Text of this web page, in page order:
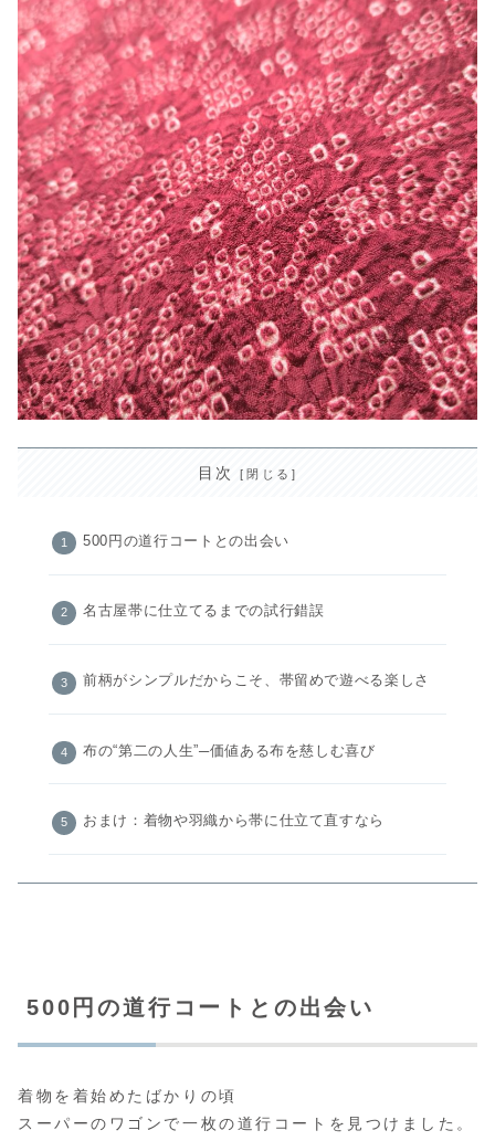
目次
500円の道行コートとの出会い
名古屋帯に仕立てるまでの試行錯誤
前柄がシンプルだからこそ、帯留めで遊べる楽しさ
布の“第二の人生”─価値ある布を慈しむ喜び
おまけ：着物や羽織から帯に仕立て直すなら
500円の道行コートとの出会い
着物を着始めたばかりの頃
スーパーのワゴンで一枚の道行コートを見つけました。